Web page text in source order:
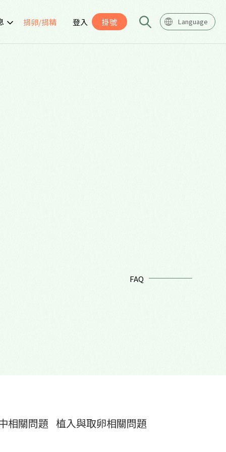
捐卵/捐精 登入 掛號 Language
FAQ
相關問題 植入與取卵相關問題